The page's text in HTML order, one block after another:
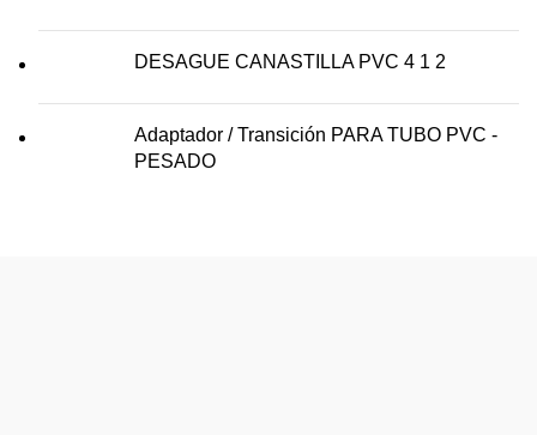
DESAGUE CANASTILLA PVC 4 1 2
Adaptador / Transición PARA TUBO PVC -
PESADO